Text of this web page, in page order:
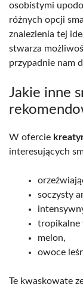
osobistymi
różnych opcji
znalezienia tej
stwarza
przypadnie nam
Jakie inne
W ofercie
interesujących
soczysty
tropikalne
melon,
owoce
Te kwaskowate